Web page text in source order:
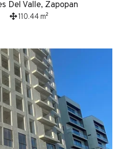
Del Valle, Zapopan
110.44 m²